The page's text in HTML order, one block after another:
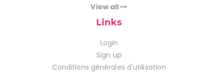
View all
Links
Login
Sign up
Conditions générales d'utilisation